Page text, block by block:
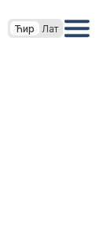
Ћир Лат